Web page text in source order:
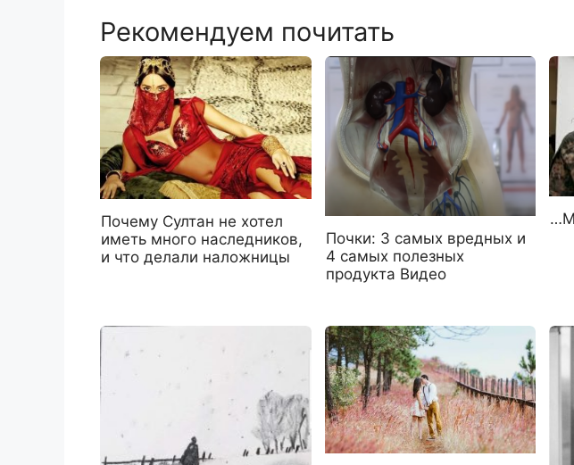
Рекомендуем почитать
Почему Султан не хотел
иметь много наследников,
и что делали наложницы
Почки: 3 самых вредных и
4 самых полезных
продукта Видео